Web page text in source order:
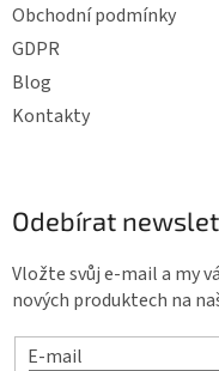
Obchodní podmínky
GDPR
Blog
Kontakty
Odebírat
Vložte svůj e-mail a my
nových produktech na
E-mail